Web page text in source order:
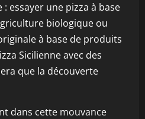
essayer une pizza à base
biologique ou
à base de produits
Sicilienne avec des
que la découverte
dans cette mouvance